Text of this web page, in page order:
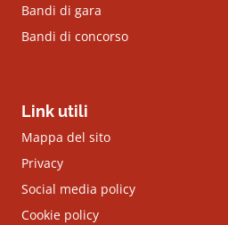
Bandi di gara
Bandi di concorso
Link utili
Mappa del sito
Privacy
Social media policy
Cookie policy